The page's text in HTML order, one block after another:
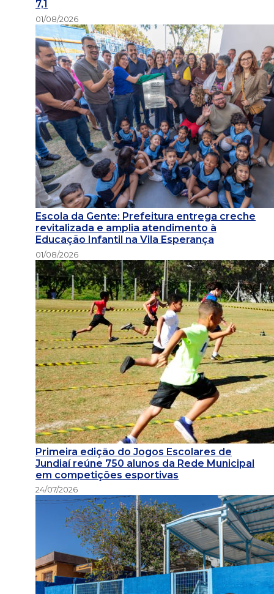
7,1
01/08/2026
Escola da Gente: Prefeitura entrega creche
revitalizada e amplia atendimento à
Educação Infantil na Vila Esperança
01/08/2026
Primeira edição do Jogos Escolares de
Jundiaí reúne 750 alunos da Rede Municipal
em competições esportivas
24/07/2026